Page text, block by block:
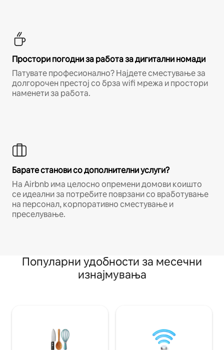
Простори погодни за работа за дигитални номади
Патувате професионално? Најдете сместување за
долгорочен престој со брза wifi мрежа и простори
наменети за работа.
Барате станови со дополнителни услуги?
На Airbnb има целосно опремени домови коишто
се идеални за потребите поврзани со вработување
на персонал, корпоративно сместување и
преселување.
Популарни удобности за месечни
изнајмувања